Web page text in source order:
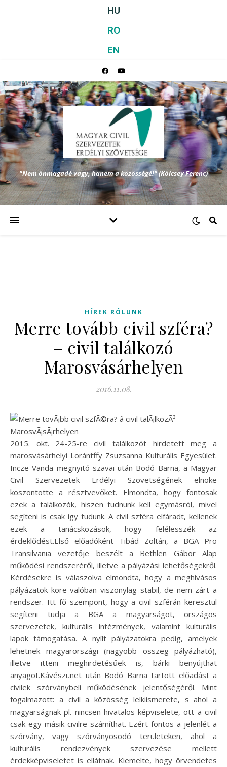
HU
RO
EN
"Nem önmagadé vagy, hanem a közösségé!" (Kölcsey Ferenc)
HÍREK RÓLUNK
Merre tovább civil szféra?
– civil találkozó
Marosvásárhelyen
2016.11.08.
2015. okt. 24-25-re civil találkozót hirdetett meg a
marosvásárhelyi Lorántffy Zsuzsanna Kulturális Egyesület.
Incze Vanda megnyitó szavai után Bodó Barna, a Magyar
Civil Szervezetek Erdélyi Szövetségének elnöke
köszöntötte a résztvevőket. Elmondta, hogy fontosak
ezek a találkozók, hiszen tudnunk kell egymásról, mivel
segíteni is csak így tudunk. A civil szféra elfáradt, kellenek
ezek a tanácskozások, hogy felélesszék az
érdeklődést.Első előadóként Tibád Zoltán, a BGA Pro
Transilvania vezetője beszélt a Bethlen Gábor Alap
működési rendszeréről, illetve a pályázási lehetőségekről.
Kérdésekre is válaszolva elmondta, hogy a meghívásos
pályázatok köre valóban viszonylag stabil, de nem zárt a
rendszer. Itt fő szempont, hogy a civil szférán keresztül
segíteni tudja a BGA a magyarságot, országos
szervezetek, kulturális intézmények, valamint kulturális
lapok támogatása. A nyílt pályázatokra pedig, amelyek
lehetnek magyarországi (nagyobb összeg pályázható),
illetve itteni meghirdetésűek is, bárki benyújthat
anyagot.Kávészünet után Bodó Barna tartott előadást a
civilek szórványbeli működésének jelentőségéről. Mint
fogalmazott: a civil a közösség lelkiismerete, s ahol a
magyarságnak pl. nincsen hivatalos képviselete, ott a civil
csak egy másik civilre számíthat. Ezért fontos a jelenlét a
szórvány, vagy szórványosodó területeken, ahol a
kulturális rendezvények szervezése mellett
érdekképviseletet is ellátnak. Kiemelte, hogy örvendetes